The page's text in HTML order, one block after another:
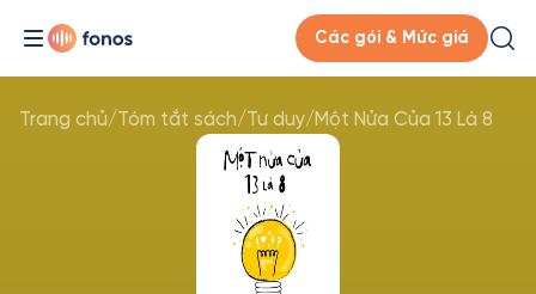
Các gói & Mức giá
Trang chủ/Tóm tắt sách/Tư duy/Một Nửa Của 13 Là 8